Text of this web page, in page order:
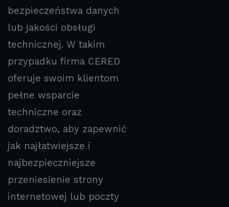
bezpieczeństwa danych
lub jakości obsługi
technicznej. W takim
przypadku firma CERED
oferuje swoim klientom
pełne wsparcie
techniczne oraz
doradztwo, aby zapewnić
jak najłatwiejsze i
najbezpieczniejsze
przeniesienie strony
internetowej lub poczty